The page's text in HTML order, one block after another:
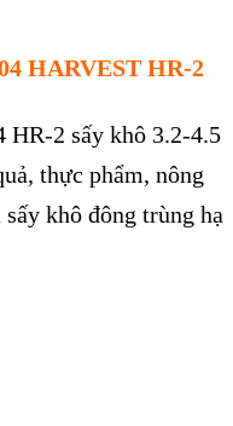
HARVEST HR-2
HR-2 sấy khô 3.2-4.5
thực phẩm, nông
khô đông trùng hạ